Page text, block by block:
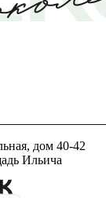
дом 40-42
Ильича